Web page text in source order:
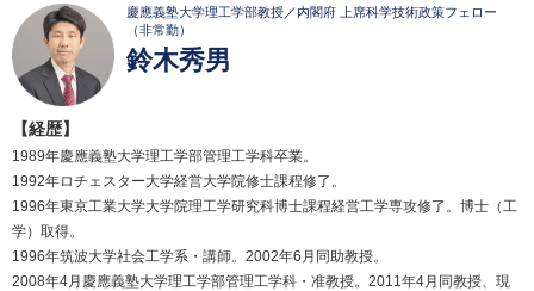
慶應義塾大学理工学部教授／内閣府 上席科学技術政策フェロー
（非常勤）
鈴木秀男
【経歴】
1989年慶應義塾大学理工学部管理工学科卒業。
1992年ロチェスター大学経営大学院修士課程修了。
1996年東京工業大学大学院理工学研究科博士課程経営工学専攻修了。博士（工
学）取得。
1996年筑波大学社会工学系・講師。2002年6月同助教授。
2008年4月慶應義塾大学理工学部管理工学科・准教授。2011年4月同教授、現